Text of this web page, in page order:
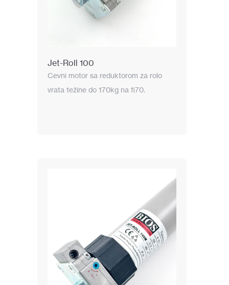
Jet-Roll 100
Cevni motor sa reduktorom za rolo
vrata težine do 170kg na fi70.